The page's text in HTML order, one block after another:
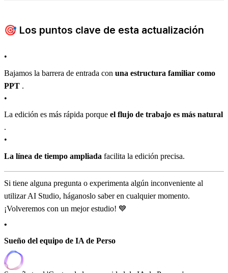
🎯 Los puntos clave de esta actualización
•
Bajamos la barrera de entrada con una estructura familiar como
PPT .
•
La edición es más rápida porque el flujo de trabajo es más natural
.
•
La línea de tiempo ampliada facilita la edición precisa.
Si tiene alguna pregunta o experimenta algún inconveniente al
utilizar AI Studio, háganoslo saber en cualquier momento.
¡Volveremos con un mejor estudio! 💙
•
Sueño del equipo de IA de Perso